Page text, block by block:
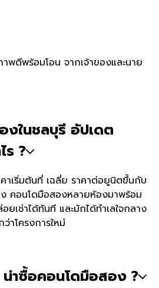
พดีพร้อมโอน จากเจ้าของและนาย
งในชลบุรี อัปเดต
ร ?
าเริ่มต้นที่ เฉลี่ย ราคาต่อยูนิตขึ้นกับ
คอนโดมือสองหลายห้องมาพร้อม
ยเช่าได้ทันที และมักได้ทำเลใจกลาง
าโครงการใหม่
น่าซื้อคอนโดมือสอง ?